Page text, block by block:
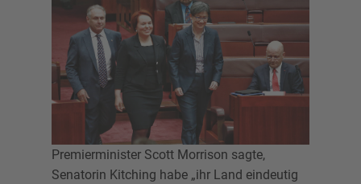
Premierminister Scott Morrison sagte,
Senatorin Kitching habe „ihr Land eindeutig